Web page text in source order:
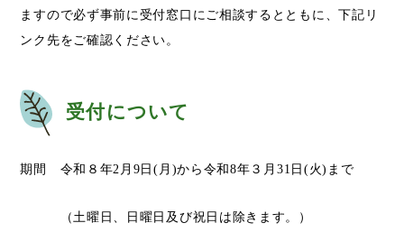
ますので必ず事前に受付窓口にご相談するとともに、下記リ
ンク先をご確認ください。
受付について
期間 令和８年2月9日(月)から令和8年３月31日(火)まで
（土曜日、日曜日及び祝日は除きます。）